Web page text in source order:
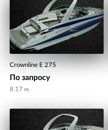
Crownline E 275
По запросу
8.17 м.